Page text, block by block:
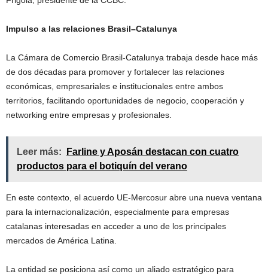
Impulso a las relaciones Brasil–Catalunya
La Cámara de Comercio Brasil-Catalunya trabaja desde hace más
de dos décadas para promover y fortalecer las relaciones
económicas, empresariales e institucionales entre ambos
territorios, facilitando oportunidades de negocio, cooperación y
networking entre empresas y profesionales.
Leer más:
Farline y Aposán destacan con cuatro
productos para el botiquín del verano
En este contexto, el acuerdo UE-Mercosur abre una nueva ventana
para la internacionalización, especialmente para empresas
catalanas interesadas en acceder a uno de los principales
mercados de América Latina.
La entidad se posiciona así como un aliado estratégico para